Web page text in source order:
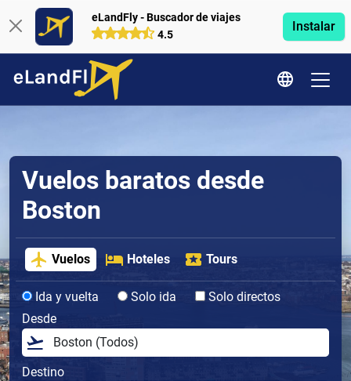
eLandFly - Buscador de viajes
4.5
Instalar
Vuelos baratos desde
Boston
Vuelos Hoteles Tours
Ida y vuelta Solo ida
Solo directos
Desde
Destino